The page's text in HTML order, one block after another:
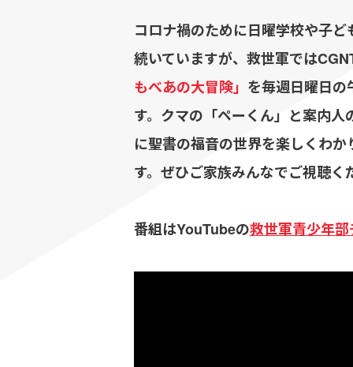
コロナ禍のために日曜学校や子
続いていますが、救世軍では
もべあの大冒険」 を毎週日曜日の
す。クマの「ペーくん」と案内
に聖書の福音の世界を楽しくわ
す。ぜひご家族みんなでご視聴く
番組はYouTubeの救世軍青少年